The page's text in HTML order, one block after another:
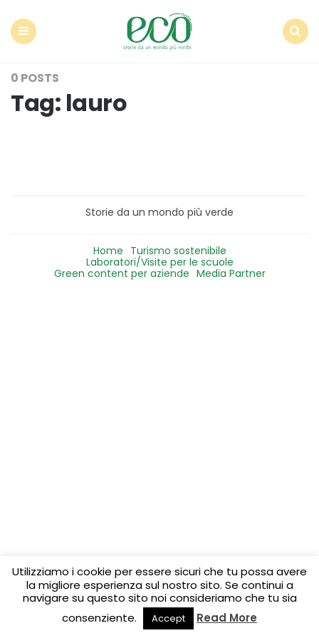
0 POSTS
Tag: lauro
Storie da un mondo più verde
Home Turismo sostenibile
Laboratori/Visite per le scuole
Green content per aziende Media Partner
Utilizziamo i cookie per essere sicuri che tu possa avere
la migliore esperienza sul nostro sito. Se continui a
navigare su questo sito noi consideriamo che tu sia
consenziente.
Accept Read More